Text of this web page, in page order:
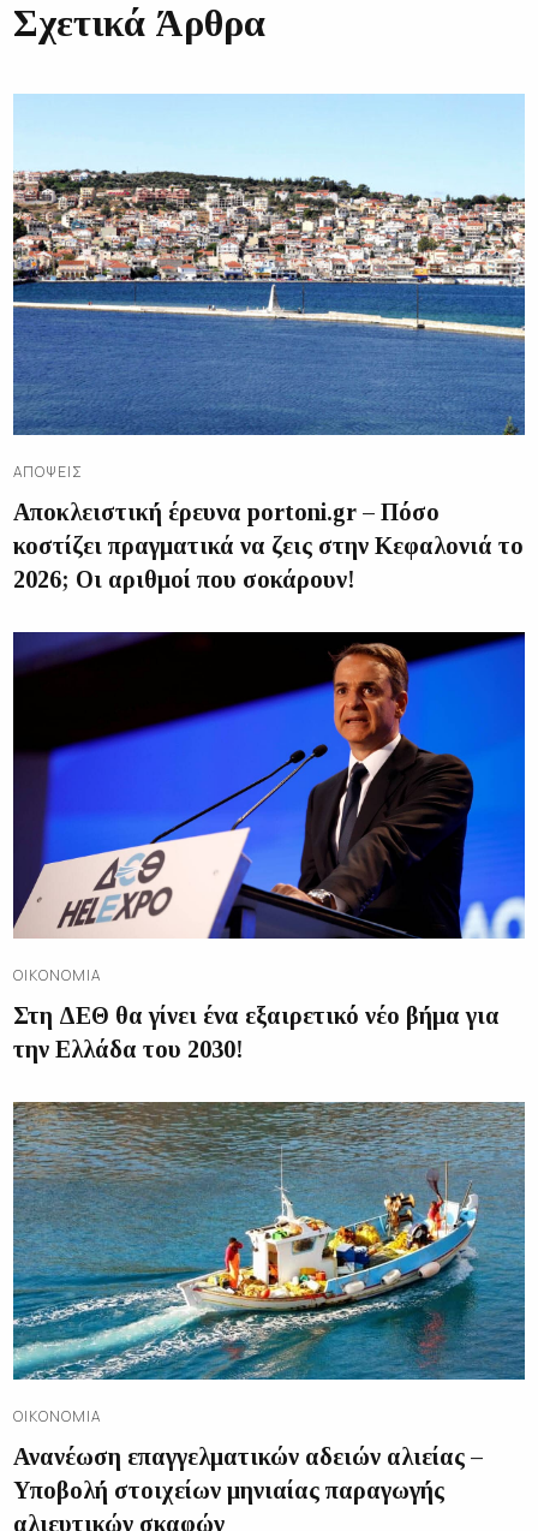
Σχετικά Άρθρα
ΑΠΌΨΕΙΣ
Αποκλειστική έρευνα portoni.gr – Πόσο
κοστίζει πραγματικά να ζεις στην Κεφαλονιά το
2026; Οι αριθμοί που σοκάρουν!
ΟΙΚΟΝΟΜΊΑ
Στη ΔΕΘ θα γίνει ένα εξαιρετικό νέο βήμα για
την Ελλάδα του 2030!
ΟΙΚΟΝΟΜΊΑ
Ανανέωση επαγγελματικών αδειών αλιείας –
Υποβολή στοιχείων μηνιαίας παραγωγής
αλιευτικών σκαφών